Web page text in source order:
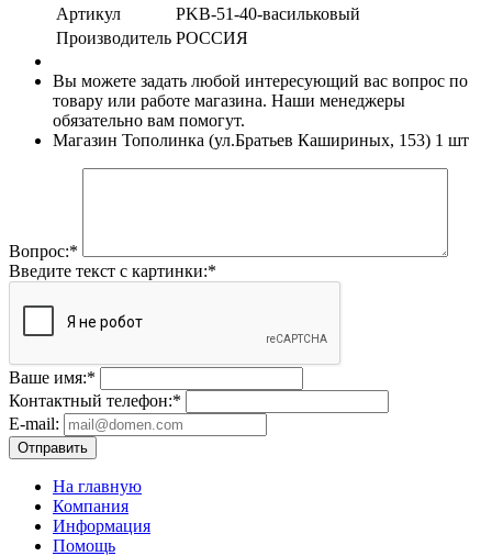
Артикул
PKB-51-40-васильковый
Производитель РОССИЯ
Вы можете задать любой интересующий вас вопрос по
товару или работе магазина. Наши менеджеры
обязательно вам помогут.
Магазин Тополинка (ул.Братьев Кашириных, 153) 1 шт
Вопрос:*
Введите текст с картинки:*
Ваше имя:*
Контактный телефон:*
E-mail:
Отправить
На главную
Компания
Информация
Помощь